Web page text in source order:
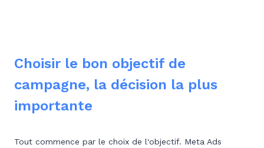
Choisir le bon objectif de
campagne, la décision la plus
importante
Tout commence par le choix de l'objectif. Meta Ads